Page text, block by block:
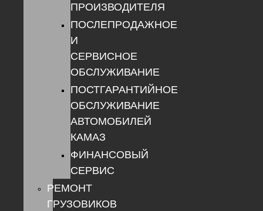
ПРОИЗВОДИТЕЛЯ
ПОСЛЕПРОДАЖНОЕ
И
СЕРВИСНОЕ
ОБСЛУЖИВАНИЕ
ПОСТГАРАНТИЙНОЕ
ОБСЛУЖИВАНИЕ
АВТОМОБИЛЕЙ
КАМАЗ
ФИНАНСОВЫЙ
СЕРВИС
РЕМОНТ
ГРУЗОВИКОВ